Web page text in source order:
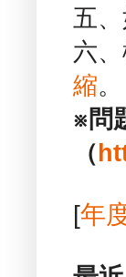
五
六
縮。
※問
（
[年